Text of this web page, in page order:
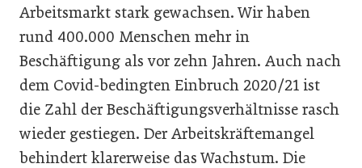
Arbeitsmarkt stark gewachsen. Wir haben
rund 400.000 Menschen mehr in
Beschäftigung als vor zehn Jahren. Auch nach
dem Covid-bedingten Einbruch 2020/21 ist
die Zahl der Beschäftigungsverhältnisse rasch
wieder gestiegen. Der Arbeitskräftemangel
behindert klarerweise das Wachstum. Die